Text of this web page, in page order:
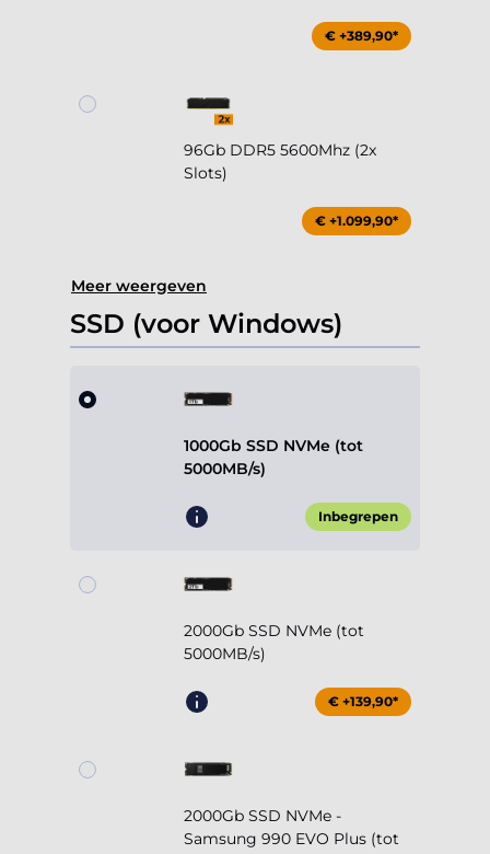
€ +389,90*
96Gb DDR5 5600Mhz (2x
Slots)
€ +1.099,90*
Meer weergeven
SSD (voor Windows)
1000Gb SSD NVMe (tot
5000MB/s)
Inbegrepen
2000Gb SSD NVMe (tot
5000MB/s)
€ +139,90*
2000Gb SSD NVMe -
Samsung 990 EVO Plus (tot